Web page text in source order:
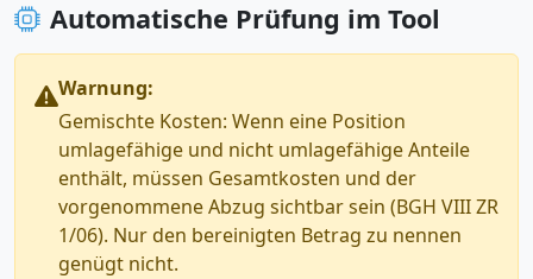
Automatische Prüfung im Tool
Warnung:
Gemischte Kosten: Wenn eine Position
umlagefähige und nicht umlagefähige Anteile
enthält, müssen Gesamtkosten und der
vorgenommene Abzug sichtbar sein (BGH VIII ZR
1/06). Nur den bereinigten Betrag zu nennen
genügt nicht.